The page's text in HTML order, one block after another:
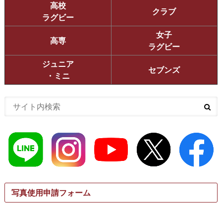
高校
ラグビー
クラブ
高専
女子
ラグビー
ジュニア
・ミニ
セブンズ
写真使用申請フォーム